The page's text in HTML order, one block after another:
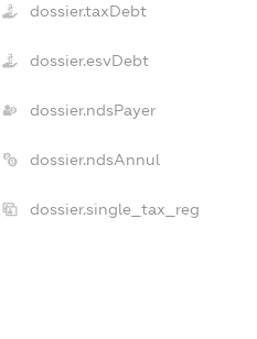
dossier.taxDebt
dossier.esvDebt
dossier.ndsPayer
dossier.ndsAnnul
dossier.single_tax_reg